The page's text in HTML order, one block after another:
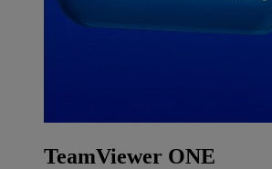
TeamViewer ONE